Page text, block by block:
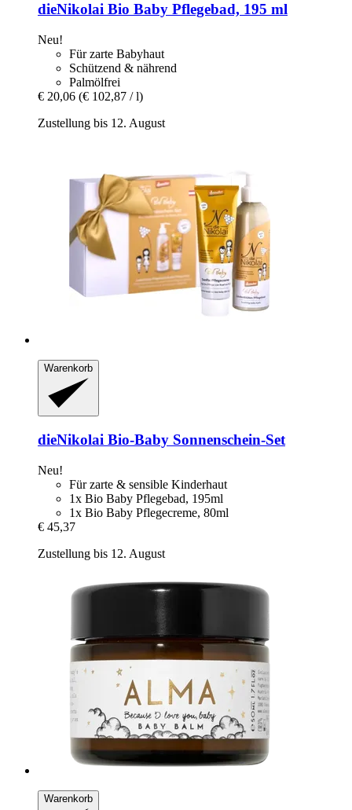
dieNikolai Bio Baby Pflegebad, 195 ml
Neu!
Für zarte Babyhaut
Schützend & nährend
Palmölfrei
€ 20,06 (€ 102,87 / l)
Zustellung bis 12. August
Warenkorb
dieNikolai Bio-​Baby Sonnenschein-​Set
Neu!
Für zarte & sensible Kinderhaut
1x Bio Baby Pflegebad, 195ml
1x Bio Baby Pflegecreme, 80ml
€ 45,37
Zustellung bis 12. August
Warenkorb